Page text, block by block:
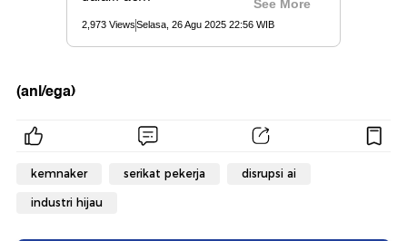
(anl/ega)
kemnaker serikat pekerja disrupsi ai
industri hijau